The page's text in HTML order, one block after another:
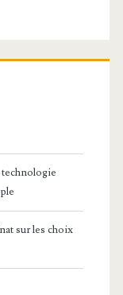
technologie
sur les choix